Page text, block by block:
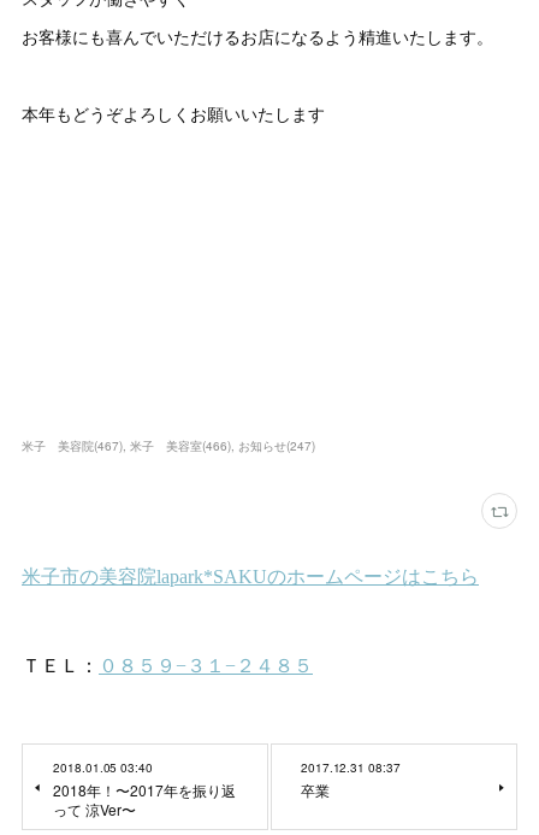
お客様にも喜んでいただけるお店になるよう精進いたします。
本年もどうぞよろしくお願いいたします
米子 美容院(467) 米子 美容室(466) お知らせ(247)
2018.01.05 03:40
2018年！〜2017年を振り返
って 涼Ver〜
2017.12.31 08:37
卒業